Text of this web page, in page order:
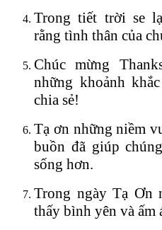
Trong tiết trời se
rằng tình thân của
Chúc mừng
những khoảnh
chia sẻ!
Tạ ơn những niềm
buồn đã giúp
sống hơn.
Trong ngày Tạ Ơn
thấy bình yên và